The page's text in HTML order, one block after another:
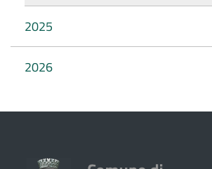
2025
2026